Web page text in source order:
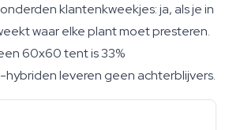
klantenkweekjes: ja, als je in
waar elke plant moet presteren.
60x60 tent is 33%
hybriden leveren geen achterblijvers.